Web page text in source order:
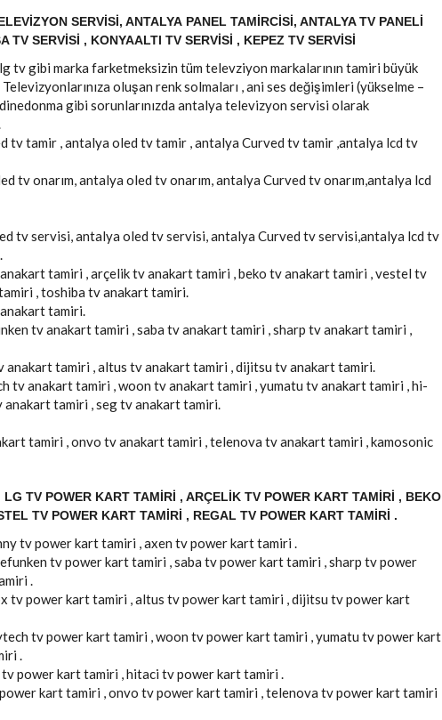
SERVISI, ANTALYA PANEL TAMIRCISI, ANTALYA TV PANELI
TV SERVISI , KONYAALTI TV SERVISI , KEPEZ TV SERVISI
tv gibi marka farketmeksizin tüm televziyon markalarının tamiri büyük
oluşan renk solmaları , ani ses değişimleri (yükselme –
gibi sorunlarınızda antalya televizyon servisi olarak
tv tamir , antalya oled tv tamir , antalya Curved tv tamir ,antalya lcd tv
tv onarım, antalya oled tv onarım, antalya Curved tv onarım,antalya lcd
tv servisi, antalya oled tv servisi, antalya Curved tv servisi,antalya lcd tv
tamiri , arçelik tv anakart tamiri , beko tv anakart tamiri , vestel tv
, toshiba tv anakart tamiri.
tamiri.
tv anakart tamiri , saba tv anakart tamiri , sharp tv anakart tamiri ,
anakart tamiri , altus tv anakart tamiri , dijitsu tv anakart tamiri.
tv anakart tamiri , woon tv anakart tamiri , yumatu tv anakart tamiri , hi-
tamiri , seg tv anakart tamiri.
tamiri , onvo tv anakart tamiri , telenova tv anakart tamiri , kamosonic
TV POWER KART TAMIRI , ARÇELIK TV POWER KART TAMIRI , BEKO
TV POWER KART TAMIRI , REGAL TV POWER KART TAMIRI .
tv power kart tamiri , axen tv power kart tamiri .
tv power kart tamiri , saba tv power kart tamiri , sharp tv power
.
tv power kart tamiri , altus tv power kart tamiri , dijitsu tv power kart
tv power kart tamiri , woon tv power kart tamiri , yumatu tv power kart
.
power kart tamiri , hitaci tv power kart tamiri .
kart tamiri , onvo tv power kart tamiri , telenova tv power kart tamiri